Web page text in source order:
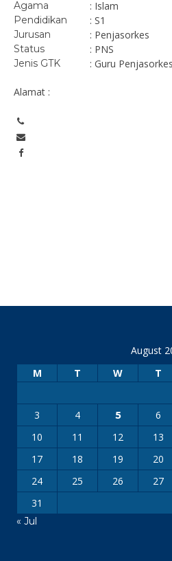
Agama : Islam
Pendidikan : S1
Jurusan : Penjasorkes
Status : PNS
Jenis GTK : Guru Penjasorkes
Alamat :
August
M
T W T
3
4 5 6
10
11 12 13
17
18 19 20
24
25 26 27
31
« Jul